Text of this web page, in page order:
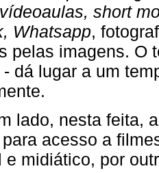
short
Whatsapp,
pelas imagens. O
dá lugar a um
lado, nesta feita,
acesso a
e midiático, por